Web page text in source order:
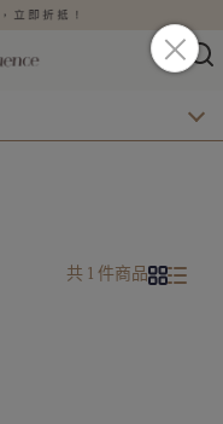
共 1 件商品